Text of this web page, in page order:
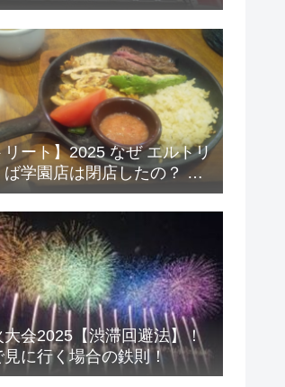
ート】2025 なぜ エルトリ
ば学園店は閉店したの？ 考
感想
会2025【渋滞回避法】！
見に行く場合の鉄則！